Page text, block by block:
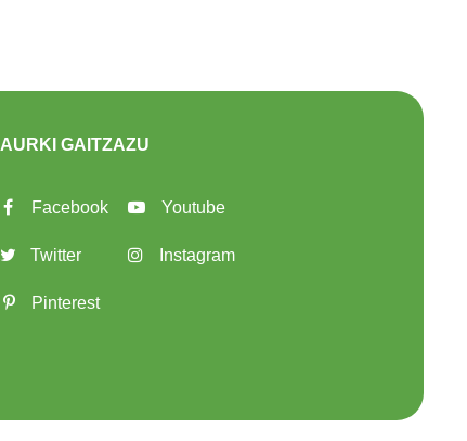
AURKI GAITZAZU
Facebook
Twitter
Pinterest
Youtube
Instagram